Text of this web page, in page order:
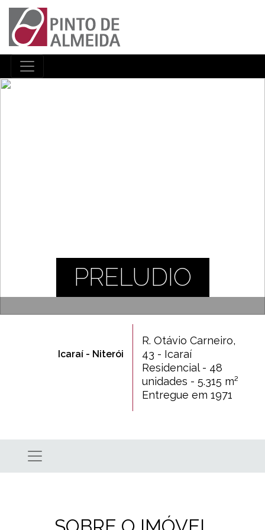
PRELUDIO
Icaraí - Niterói
R. Otávio Carneiro,
43 - Icaraí
Residencial - 48
unidades - 5.315 m²
Entregue em 1971